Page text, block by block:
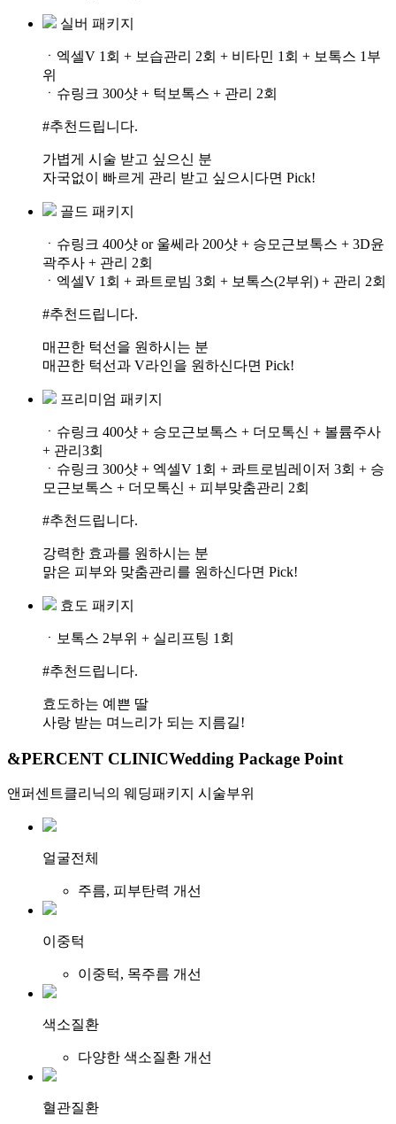
실버 패키지
ㆍ엑셀V 1회 + 보습관리 2회 + 비타민 1회 + 보톡스 1부
위
ㆍ슈링크 300샷 + 턱보톡스 + 관리 2회
#추천드립니다.
가볍게 시술 받고 싶으신 분
자국없이 빠르게 관리 받고 싶으시다면 Pick!
골드 패키지
ㆍ슈링크 400샷 or 울쎄라 200샷 + 승모근보톡스 + 3D윤
곽주사 + 관리 2회
ㆍ엑셀V 1회 + 콰트로빔 3회 + 보톡스(2부위) + 관리 2회
#추천드립니다.
매끈한 턱선을 원하시는 분
매끈한 턱선과 V라인을 원하신다면 Pick!
프리미엄 패키지
ㆍ슈링크 400샷 + 승모근보톡스 + 더모톡신 + 볼륨주사
+ 관리3회
ㆍ슈링크 300샷 + 엑셀V 1회 + 콰트로빔레이저 3회 + 승
모근보톡스 + 더모톡신 + 피부맞춤관리 2회
#추천드립니다.
강력한 효과를 원하시는 분
맑은 피부와 맞춤관리를 원하신다면 Pick!
효도 패키지
ㆍ보톡스 2부위 + 실리프팅 1회
#추천드립니다.
효도하는 예쁜 딸
사랑 받는 며느리가 되는 지름길!
&PERCENT CLINICWedding Package Point
앤퍼센트클리닉의 웨딩패키지 시술부위
얼굴전체
주름, 피부탄력 개선
이중턱
이중턱, 목주름 개선
색소질환
다양한 색소질환 개선
혈관질환